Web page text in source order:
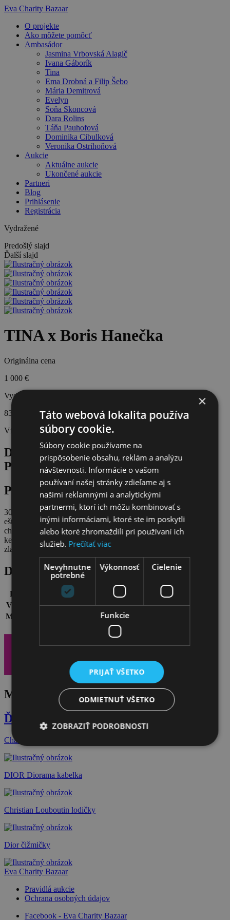
Preskočiť
obsah
Eva Charity Bazaar
O projekte
Ako môžete pomôcť
Ambasádor
Jasmina Vrbovská Alagič
Ivana Gáborík
Tina
Ema Drobná a Filip Šebo
Mária Demitrová
Evelyn
Soňa Skoncová
Dara Rolins
Táňa Pauhofová
Dominika Cibulková
Veronika Ostrihoňová
Aukcie
Aktuálne aukcie
Ukončené aukcie
Partneri
Blog
Prihlásenie
Registrácia
Vydražené
Predošlý slajd
Ďalší slajd
TINA x Boris Hanečka
Originálna cena
1 000 €
Vydražená cena
83 €
Víťaz aukcie: Milada
Do aukcie venovala MAGIC EVENT
PRODUCTION
Popis produktu
30.novembra sa uskutočnil mega koncert našej R&B divy Tiny a
ešte ani nedospievala, no my už sme vedeli: všetky tieto šaty
chceme!!! O styling sa postarala naša Mirka Danielová z EVY a
keďže náš sen sa nám splnil, ponúkame vám už PIATY z outfitov:
zlatý outfit od slovenského dizajnéra Borisa Hanečku.
Detaily
Farba:
Zlatá a čierna.
Veľkosť:
42 - 44.
Materiál:
90 %. Použité len raz, počas koncertu.
MAGIC EVENT PRODUCTION
Ďalšie dražby
Chanel šaty
DIOR Diorama kabelka
Christian Louboutin lodičky
Dior čižmičky
Eva Charity Bazaar
Pravidlá aukcie
Ochrana osobných údajov
Facebook - Eva Charity Bazaar
×
Táto webová lokalita používa
súbory cookie.
Súbory cookie používame na
prispôsobenie obsahu, reklám a analýzu
návštevnosti. Informácie o vašom
používaní našej stránky zdieľame aj s
našimi reklamnými a analytickými
partnermi, ktorí ich môžu kombinovať s
inými informáciami, ktoré ste im poskytli
alebo ktoré zhromaždili pri používaní ich
služieb. Prečítať viac
Nevyhnutne
potrebné
Výkonnosť Cielenie
Funkcie
PRIJAŤ VŠETKO
ODMIETNUŤ VŠETKO
ZOBRAZIŤ PODROBNOSTI